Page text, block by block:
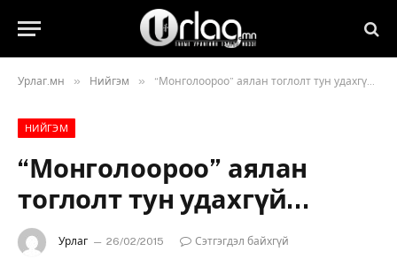
Урлаг.мн » Нийгэм » “Монголоороо” аялан тоглолт тун удахгүй…
НИЙГЭМ
“Монголоороо” аялан
тоглолт тун удахгүй…
Урлаг 26/02/2015
Сэтгэгдэл байхгүй